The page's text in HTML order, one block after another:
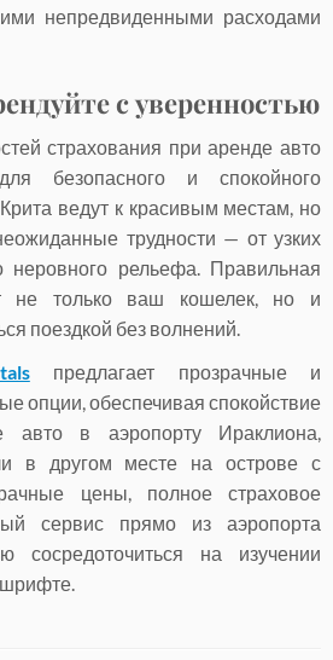
непредвиденными расходами
с уверенностью
страхования при аренде авто
безопасного и спокойного
ведут к красивым местам, но
трудности — от узких
неровного рельефа. Правильная
не только ваш кошелек, но и
поездкой без волнений.
предлагает прозрачные и
опции, обеспечивая спокойствие
авто в аэропорту Ираклиона,
в другом месте на острове с
цены, полное страховое
сервис прямо из аэропорта
сосредоточиться на изучении
шрифте.